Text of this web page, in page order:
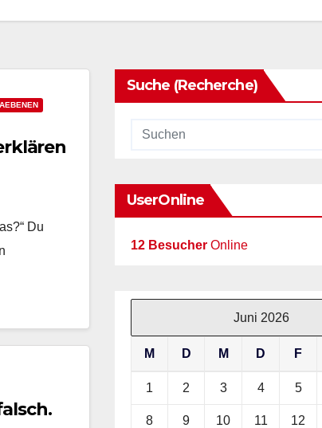
Du
Suche (Recherche)
UserOnline
12 Besucher Online
Juni 2026
M D M D F
1 2 3 4 5
8 9 10 11 12